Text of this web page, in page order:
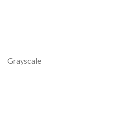
Grayscale